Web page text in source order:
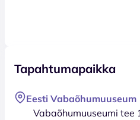
Tapahtumapaikka
Eesti Vabaõhumuuseum
Vabaõhumuuseumi tee